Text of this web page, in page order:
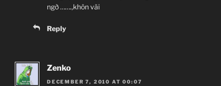
ngờ …….,khôn vãi
Reply
Zenko
DECEMBER 7, 2010 AT 00:07